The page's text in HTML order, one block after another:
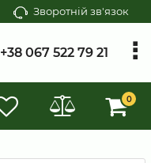
Зворотній зв'язок
+38 067 522 79 21
0